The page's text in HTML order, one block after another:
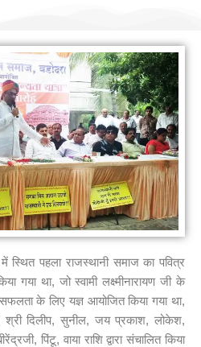
पहला राजस्थानी समाज का पवित्र
गया था, जो स्वामी लक्ष्मीनारायण जी के
के लिए यज्ञ आयोजित किया गया था,
श्री दिलीप, सुनील, जय प्रकाश, लोकेश,
पिंटू, वाया राशि द्वारा संचालित किया